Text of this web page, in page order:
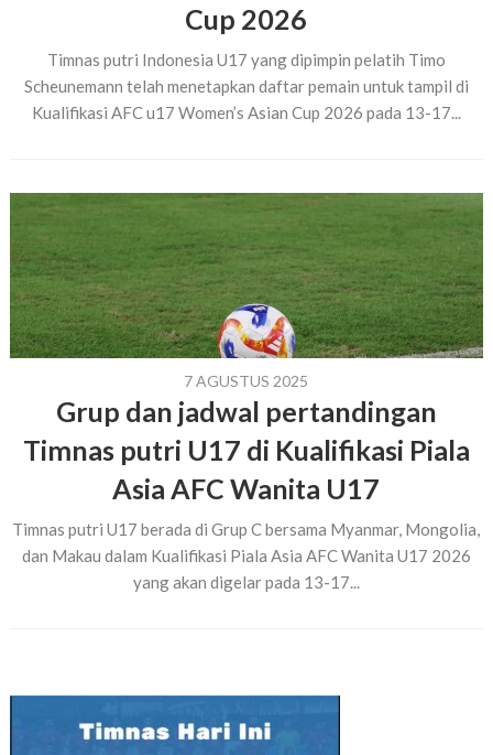
Cup 2026
Timnas putri Indonesia U17 yang dipimpin pelatih Timo
Scheunemann telah menetapkan daftar pemain untuk tampil di
Kualifikasi AFC u17 Women’s Asian Cup 2026 pada 13-17...
7 AGUSTUS 2025
Grup dan jadwal pertandingan
Timnas putri U17 di Kualifikasi Piala
Asia AFC Wanita U17
Timnas putri U17 berada di Grup C bersama Myanmar, Mongolia,
dan Makau dalam Kualifikasi Piala Asia AFC Wanita U17 2026
yang akan digelar pada 13-17...